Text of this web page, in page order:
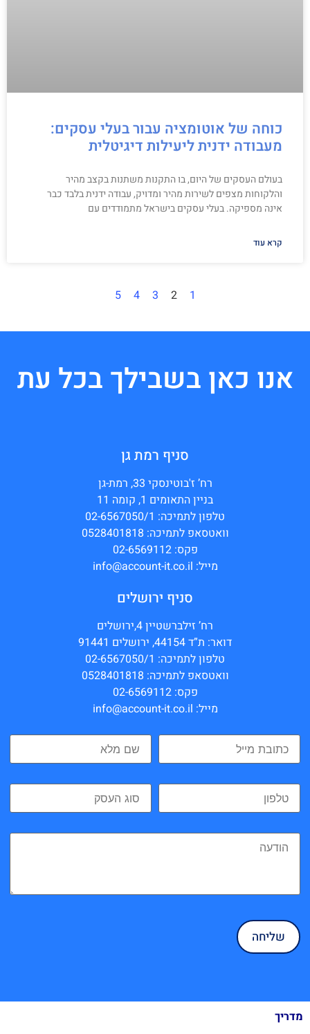
כוחה של אוטומציה עבור בעלי עסקים:
מעבודה ידנית ליעילות דיגיטלית
בעולם העסקים של היום, בו התקנות משתנות בקצב מהיר
והלקוחות מצפים לשירות מהיר ומדויק, עבודה ידנית בלבד כבר
אינה מספיקה. בעלי עסקים בישראל מתמודדים עם
קרא עוד
1
2
3
4
5
אנו כאן בשבילך בכל עת
סניף רמת גן
רח’ ז'בוטינסקי 33, רמת-גן
בניין התאומים 1, קומה 11
טלפון לתמיכה: 02-6567050/1
וואטסאפ לתמיכה: 0528401818
פקס: 02-6569112
מייל: info@account-it.co.il
סניף ירושלים
רח’ זילברשטיין 4,ירושלים
דואר: ת”ד 44154, ירושלים 91441
טלפון לתמיכה: 02-6567050/1
וואטסאפ לתמיכה: 0528401818
פקס: 02-6569112
מייל: info@account-it.co.il
מדריך